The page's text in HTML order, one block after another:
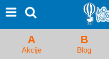
Proizvodi
Početna
Kolica za bebe i dečija kolica
A
Akcije
B
Blog